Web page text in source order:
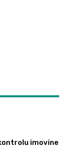
imovine